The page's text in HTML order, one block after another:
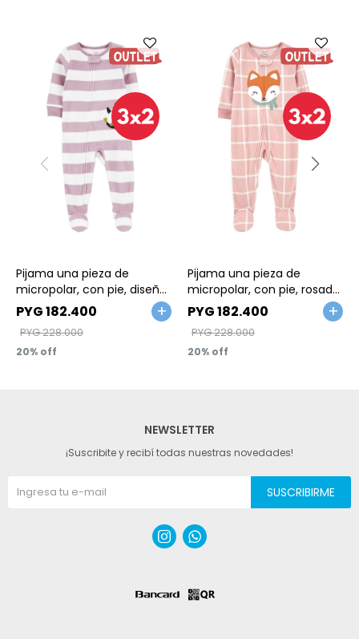
Pijama una pieza de
micropolar, con pie, diseño
a rayas y estampa
PYG182.400
PYG228.000
20
Pijama una pieza de
micropolar, con pie, rosado,
estampa zorro. Talles 2-5T
PYG182.400
PYG228.000
20
NEWSLETTER
¡Suscribite y recibí todas nuestras novedades!
SUSCRIBIRME
 